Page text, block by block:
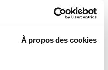
À propos des cookies
à air pour
et remettre les